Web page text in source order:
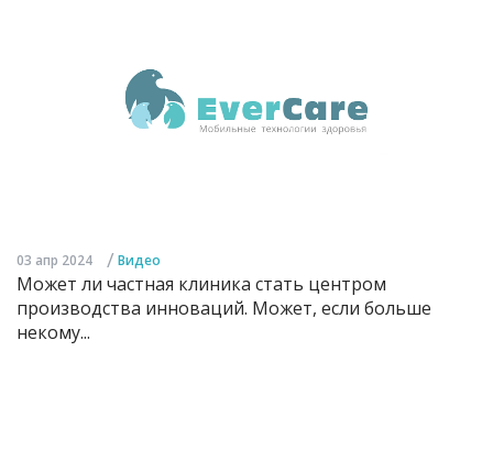
03 апр 2024 / Видео
Может ли частная клиника стать центром
производства инноваций. Может, если больше
некому...